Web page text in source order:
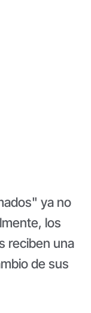
ya no
los
reciben una
de sus